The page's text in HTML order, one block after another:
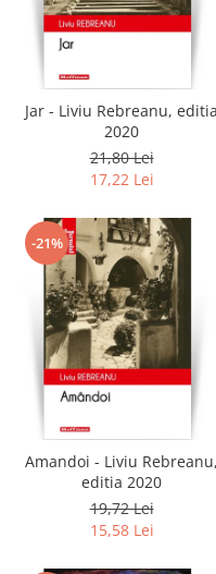
Jar - Liviu Rebreanu, editia
2020
21,80 Lei
17,22 Lei
-21%
Amandoi - Liviu Rebreanu,
editia 2020
19,72 Lei
15,58 Lei